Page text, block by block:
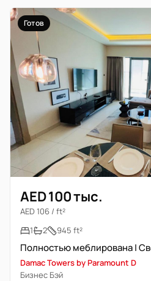
Готов
AED 100 тыс.
AED 106 / ft²
1
2 945 ft²
Damac Towers by Paramount D
Бизнес Бэй